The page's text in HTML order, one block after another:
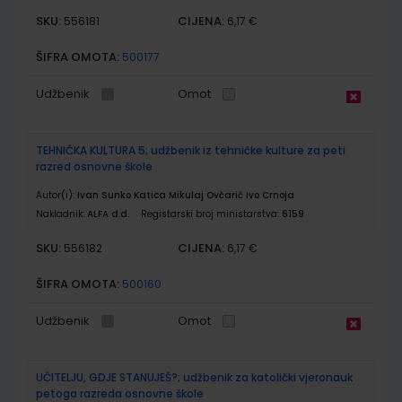
SKU: 556181 CIJENA: 6,17 €
ŠIFRA OMOTA: 500177
Udžbenik Omot
TEHNIČKA KULTURA 5; udžbenik iz tehničke kulture za peti
razred osnovne škole
Autor(i): Ivan Sunko Katica Mikulaj Ovčarić Ivo Crnoja
Nakladnik: ALFA d.d. Registarski broj ministarstva: 6159
SKU: 556182 CIJENA: 6,17 €
ŠIFRA OMOTA: 500160
Udžbenik Omot
UČITELJU, GDJE STANUJEŠ?; udžbenik za katolički vjeronauk
petoga razreda osnovne škole